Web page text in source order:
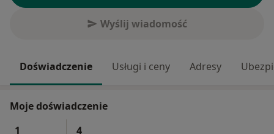
Wyślij wiadomość
Doświadczenie Usługi i ceny Adresy
Moje doświadczenie
1
4